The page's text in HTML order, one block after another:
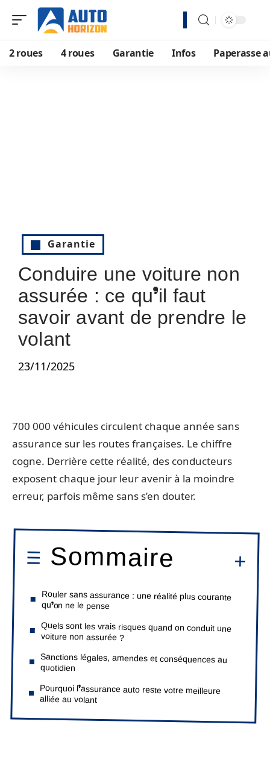
2 roues 4 roues Garantie Infos Paperasse
Garantie
Conduire une voiture non
assurée : ce qu’il faut
savoir avant de prendre le
volant
23/11/2025
700 000 véhicules circulent chaque année sans
assurance sur les routes françaises. Le chiffre
cogne. Derrière cette réalité, des conducteurs
exposent chaque jour leur avenir à la moindre
erreur, parfois même sans s’en douter.
Sommaire
Rouler sans assurance : une réalité plus courante
qu’on ne le pense
Quels sont les vrais risques quand on conduit une
voiture non assurée ?
Sanctions légales, amendes et conséquences au
quotidien
Pourquoi l’assurance auto reste votre meilleure
alliée au volant